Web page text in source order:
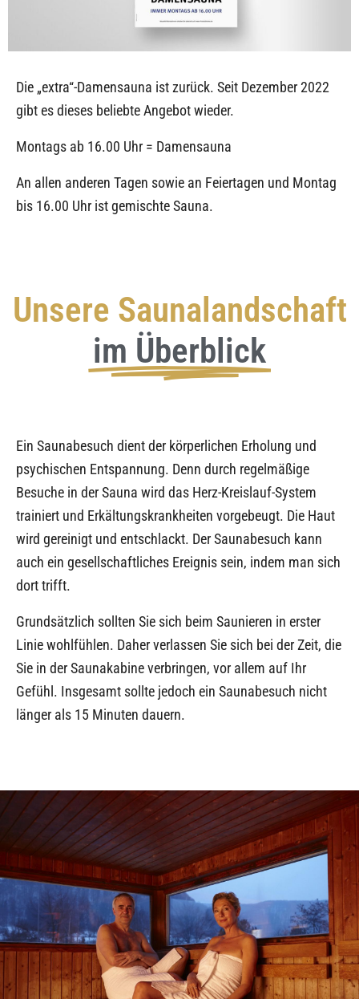
Die „extra“-Damensauna ist zurück. Seit Dezember 2022
gibt es dieses beliebte Angebot wieder.
Montags ab 16.00 Uhr = Damensauna
An allen anderen Tagen sowie an Feiertagen und Montag
bis 16.00 Uhr ist gemischte Sauna.
Unsere Saunalandschaft
im Überblick
Ein Saunabesuch dient der körperlichen Erholung und
psychischen Entspannung. Denn durch regelmäßige
Besuche in der Sauna wird das Herz-Kreislauf-System
trainiert und Erkältungskrankheiten vorgebeugt. Die Haut
wird gereinigt und entschlackt. Der Saunabesuch kann
auch ein gesellschaftliches Ereignis sein, indem man sich
dort trifft.
Grundsätzlich sollten Sie sich beim Saunieren in erster
Linie wohlfühlen. Daher verlassen Sie sich bei der Zeit, die
Sie in der Saunakabine verbringen, vor allem auf Ihr
Gefühl. Insgesamt sollte jedoch ein Saunabesuch nicht
länger als 15 Minuten dauern.